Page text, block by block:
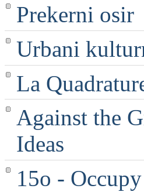
Prekerni osir
Urbani
La
Against the
Ideas
15o -